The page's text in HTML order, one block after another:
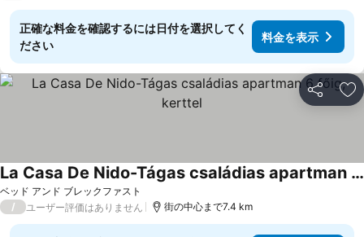
正確な料金を確認するには日付を選択してく
ださい
料金を表示
シェア お
ベッド アンド ブレックファスト
La Casa De Nido-Tágas családias apartman 6 főig, kerttel
/ ユーザー評価はありません 街の中心まで7.4 km